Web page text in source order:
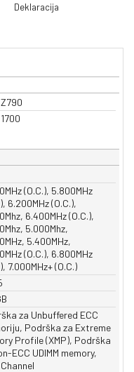
Deklaracija
(O.C.), 5.800MHz
6.200MHz (O.C.),
6.400MHz (O.C.),
5.000Mhz,
5.400MHz,
(O.C.), 6.800MHz
7.000MHz+ (O.C.)
za Unbuffered ECC
Podrška za Extreme
Profile (XMP), Podrška
ECC UDIMM memory,